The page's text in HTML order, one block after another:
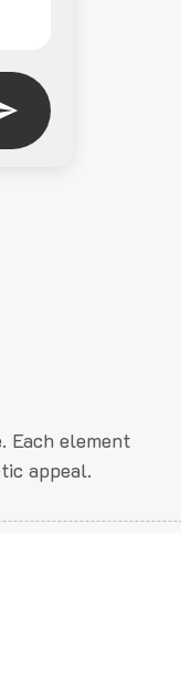
Each element
appeal.